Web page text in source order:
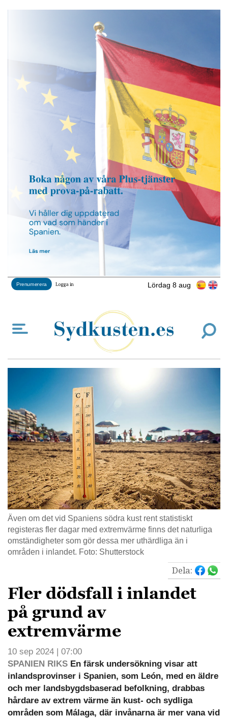
Lördag 8 aug
Prenumerera Logga in
Även om det vid Spaniens södra kust rent statistiskt
registeras fler dagar med extremvärme finns det naturliga
omständigheter som gör dessa mer uthärdliga än i
områden i inlandet. Foto: Shutterstock
Dela:
Fler dödsfall i inlandet
på grund av
extremvärme
10 sep 2024 | 07:00
SPANIEN RIKS En färsk undersökning visar att
inlandsprovinser i Spanien, som León, med en äldre
och mer landsbygdsbaserad befolkning, drabbas
hårdare av extrem värme än kust- och sydliga
områden som Málaga, där invånarna är mer vana vid